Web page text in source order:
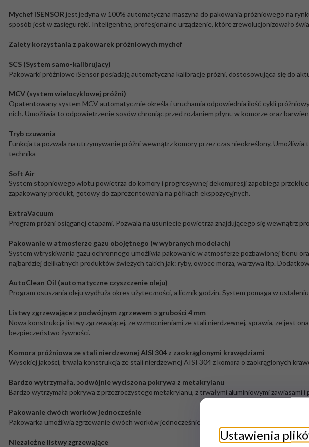
Mychef iSENSOR jest jedyna w 100% automatyczna maszyna do pakowania próżniowego na
sposób jest w zasięgu ręki. Inteligentne, profesjonalne urządzenie, które zrewolucjonizowało
Zalety korzystania z pakowarek próżniowych mychef
SCS (System samo-kalibrujacy)
Pakowarki próżniowe iSensor posiadają automatyczna kalibracje próżni, dostosowująca się do
MCV (system wielocyklowej próżni)
Opatentowany system MCV automatycznie określa i uruchamia odpowiednia ilość cykli
nich. Umożliwia to odpowietrzenie sosów chroniąc przed rozlaniem płynu w komorze oraz
Tryb czuwania
Funkcja ta pozwala na utrzymywanie próżni wewnątrz komory przez czas nieokreślony.
technika
Soft Air
System stopniowego wlotu powietrza do komory i progresywnej dekompresji zapobiega
zapakowany produkt, gotowy do zaprezentowania na półkach ekspozycyjnych.
ExtraVacuum
Program próżni osiąganej etapami. Pozwala na usuniecie powietrza znajdującego się wewnątrz
Pakowanie w atmosferze gazu obojętnego (w wybranych modelach)
System wtryskiwania gazu ochronnego umożliwia pakowanie w atmosferze pozbawionej tlenu
najbardziej delikatnych produktów świeżych takich jak: ryby, owoce morza, warzywa itp.
AutoClean Oil (automatyczne czyszczenie oleju)
Program osuszania oleju wydłuża okres użyteczności, a licznik godzin. System pomaga w
Listwy zgrzewające z podwójnym zgrzewem o grubości 4 mm
Nowa konstrukcja listwy zgrzewającej, ze wzmocnieniami ze stali nierdzewnej, sprawia, ze jest
bezpieczeństwo żywności.
Komora próżniowa ze stali nierdzewnej AISI 304 z zaokrąglonymi krawędziami
Wysokiej jakości, trwała konstrukcja ze stali nierdzewnej AISI 304 z komora o zaokrąglonych
Bardzo wytrzymała, podwójnie wyciszona pokrywa z metakrylanu
Bardzo wytrzymała pokrywa z przezroczystego metakrylanu, z trwałymi aluminiowymi zawiasami i
Pakowanie dwóch worków jednocześnie
Pakowarka umożliwia zgrzewanie dwóch worków jednocześnie (jeden na drugim), bez utraty na
Niezależne listwy zgrzewające
Ustawienia